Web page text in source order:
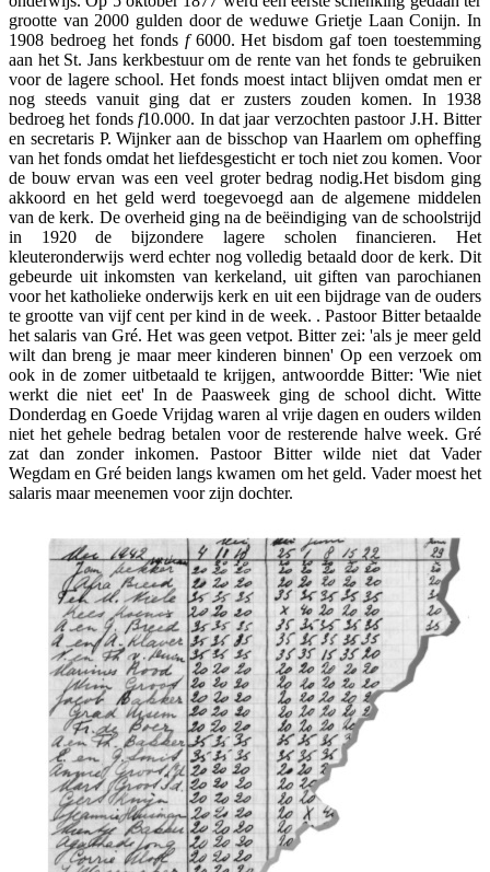
grootte van 2000 gulden door de weduwe Grietje Laan Conijn. In
1908 bedroeg het fonds f6000. Het bisdom gaf toen toestemming
aan het St. Jans kerkbestuur om de rente van het fonds te gebruiken
voor de lagere school. Het fonds moest intact blijven omdat men er
nog steeds vanuit ging dat er zusters zouden komen. In 1938
bedroeg het fondsf10.000. In dat jaar verzochten pastoor J.H. Bitter
en secretaris P. Wijnker aan de bisschop van Haarlem om opheffing
van het fonds omdat het liefdesgesticht er toch niet zou komen. Voor
de bouw ervan was een veel groter bedrag nodig.Het bisdom ging
akkoord en het geld werd toegevoegd aan de algemene middelen
van de kerk. De overheid ging na de beëindiging van de schoolstrijd
in 1920 de bijzondere lagere scholen financieren. Het
kleuteronderwijs werd echter nog volledig betaald door de kerk. Dit
gebeurde uit inkomsten van kerkeland, uit giften van parochianen
voor het katholieke onderwijs kerk en uit een bijdrage van de ouders
te grootte van vijf cent per kind in de week. . Pastoor Bitter betaalde
het salaris van Gré. Het was geen vetpot. Bitter zei: 'als je meer geld
wilt dan breng je maar meer kinderen binnen' Op een verzoek om
ook in de zomer uitbetaald te krijgen, antwoordde Bitter: 'Wie niet
werkt die niet eet' In de Paasweek ging de school dicht. Witte
Donderdag en Goede Vrijdag waren al vrije dagen en ouders wilden
niet het gehele bedrag betalen voor de resterende halve week. Gré
zat dan zonder inkomen. Pastoor Bitter wilde niet dat Vader
Wegdam en Gré beiden langs kwamen om het geld. Vader moest het
salaris maar meenemen voor zijn dochter.